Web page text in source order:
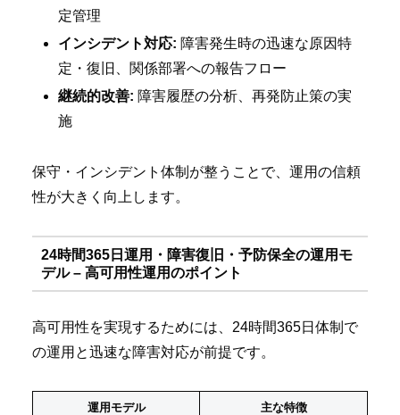
定管理
インシデント対応: 障害発生時の迅速な原因特
定・復旧、関係部署への報告フロー
継続的改善: 障害履歴の分析、再発防止策の実
施
保守・インシデント体制が整うことで、運用の信頼
性が大きく向上します。
24時間365日運用・障害復旧・予防保全の運用モ
デル – 高可用性運用のポイント
高可用性を実現するためには、24時間365日体制で
の運用と迅速な障害対応が前提です。
運用モデル 主な特徴